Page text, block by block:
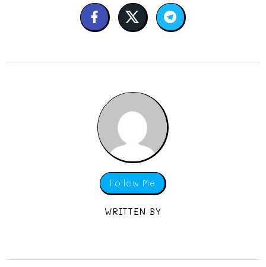
Follow Me
WRITTEN BY